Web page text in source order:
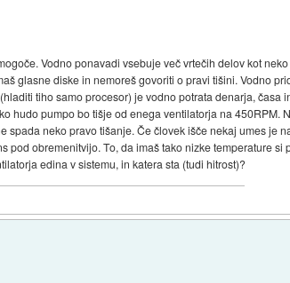
Vodno ponavadi vsebuje več vrtečih delov kot
glasne diske in nemoreš govoriti o pravi tišini. Vodno
tiho samo procesor) je vodno potrata denarja,
hudo pumpo bo tišje od enega ventilatorja na
spada neko pravo tišanje. Če človek išče nekaj umes je
pod obremenitvijo. To, da imaš tako nizke temperature
edina v sistemu, in katera sta (tudi hitrost)?